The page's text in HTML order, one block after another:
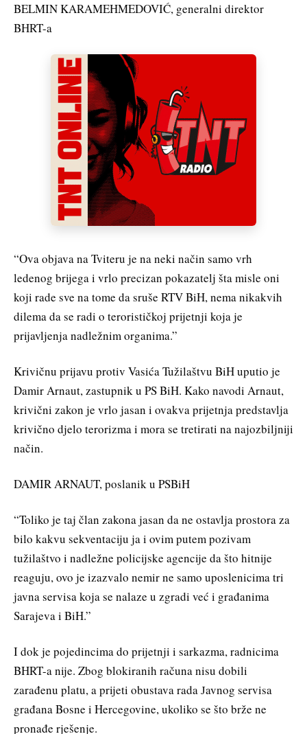
BELMIN KARAMEHMEDOVIĆ, generalni direktor
BHRT-a
“Ova objava na Tviteru je na neki način samo vrh
ledenog brijega i vrlo precizan pokazatelj šta misle oni
koji rade sve na tome da sruše RTV BiH, nema nikakvih
dilema da se radi o terorističkoj prijetnji koja je
prijavljenja nadležnim organima.”
Krivičnu prijavu protiv Vasića Tužilaštvu BiH uputio je
Damir Arnaut, zastupnik u PS BiH. Kako navodi Arnaut,
krivični zakon je vrlo jasan i ovakva prijetnja predstavlja
krivično djelo terorizma i mora se tretirati na najozbiljniji
način.
DAMIR ARNAUT, poslanik u PSBiH
“Toliko je taj član zakona jasan da ne ostavlja prostora za
bilo kakvu sekventaciju ja i ovim putem pozivam
tužilaštvo i nadležne policijske agencije da što hitnije
reaguju, ovo je izazvalo nemir ne samo uposlenicima tri
javna servisa koja se nalaze u zgradi već i građanima
Sarajeva i BiH.”
I dok je pojedincima do prijetnji i sarkazma, radnicima
BHRT-a nije. Zbog blokiranih računa nisu dobili
zarađenu platu, a prijeti obustava rada Јavnog servisa
građana Bosne i Hercegovine, ukoliko se što brže ne
pronađe rješenje.